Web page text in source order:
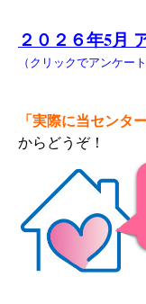
２０２６年5月
（クリックでアンケート
「実際に当センタ
からどうぞ！